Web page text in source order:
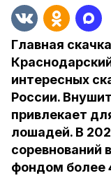
Главная
интересных
России.
привлекает
лошадей. В
соревнований
фондом более